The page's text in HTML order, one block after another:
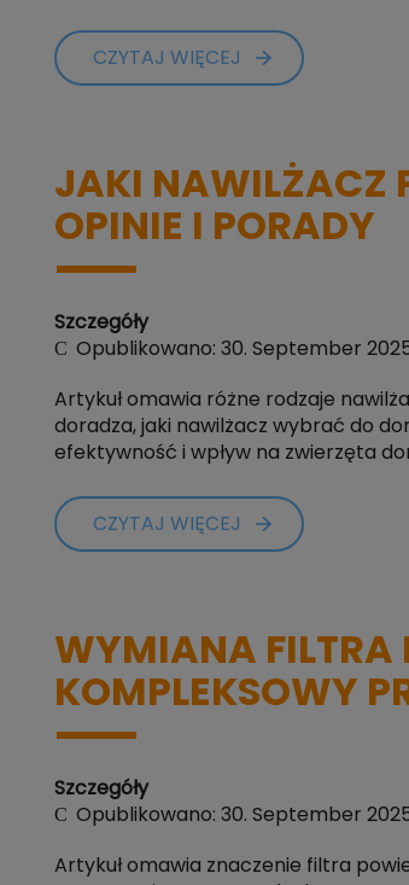
CZYTAJ WIĘCEJ
JAKI NAWILŻACZ
OPINIE I PORADY
Szczegóły
Opublikowano: 30. September
Artykuł omawia różne rodzaje
doradza, jaki nawilżacz wybrać do
efektywność i wpływ na zwierzęta
CZYTAJ WIĘCEJ
WYMIANA FILTRA
KOMPLEKSOWY
Szczegóły
Opublikowano: 30. September
Artykuł omawia znaczenie filtra